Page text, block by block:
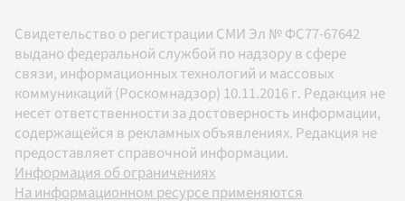
Свидетельство о регистрации СМИ Эл № ФС77-67642
выдано федеральной службой по надзору в сфере
связи, информационных технологий и массовых
коммуникаций (Роскомнадзор) 10.11.2016 г. Редакция не
несет ответственности за достоверность информации,
содержащейся в рекламных объявлениях. Редакция не
предоставляет справочной информации.
Информация об ограничениях
На информационном ресурсе применяются